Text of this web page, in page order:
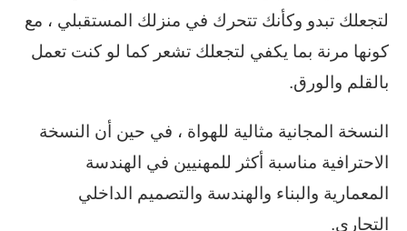
لتجعلك تبدو وكأنك تتحرك في منزلك المستقبلي ، مع
كونها مرنة بما يكفي لتجعلك تشعر كما لو كنت تعمل
بالقلم والورق.
النسخة المجانية مثالية للهواة ، في حين أن النسخة
الاحترافية مناسبة أكثر للمهنيين في الهندسة
المعمارية والبناء والهندسة والتصميم الداخلي
التجاري.